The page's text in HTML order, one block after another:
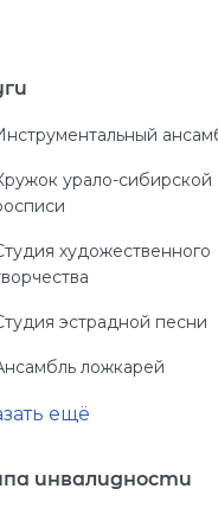
урало-сибирской
художественного
эстрадной песни
ложкарей
ещё
инвалидности